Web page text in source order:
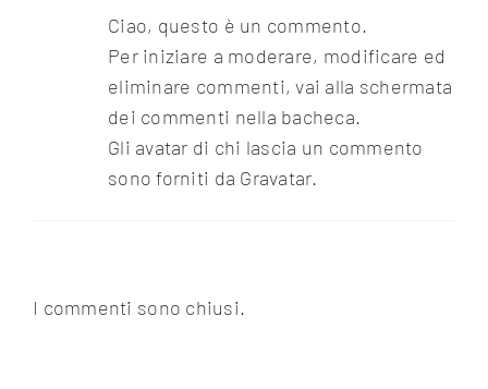
Ciao, questo è un commento.
Per iniziare a moderare, modificare ed
eliminare commenti, vai alla schermata
dei commenti nella bacheca.
Gli avatar di chi lascia un commento
sono forniti da Gravatar.
I commenti sono chiusi.